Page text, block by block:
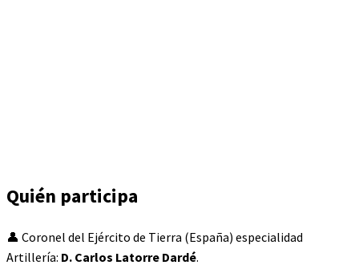
Quién participa
👤 Coronel del Ejército de Tierra (España) especialidad
Artillería: D. Carlos Latorre Dardé.